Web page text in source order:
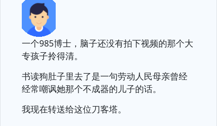
一个985博士，脑子还没有拍下视频的那个大
专孩子拎得清。
书读狗肚子里去了是一句劳动人民母亲曾经
经常嘲讽她那个不成器的儿子的话。
我现在转送给这位刀客塔。